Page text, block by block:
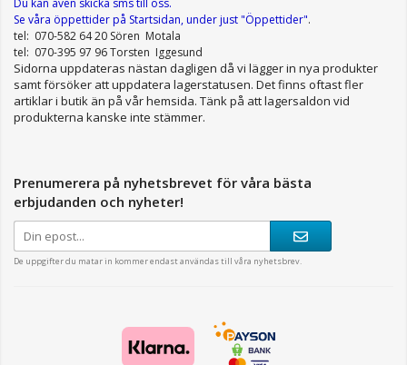
Du kan även skicka sms till oss.
Se våra öppettiderpå Startsidan, under just "Öppettider".
tel: 070-582 64 20 Sören Motala
tel: 070-395 97 96 Torsten Iggesund
Sidorna uppdateras nästan dagligen då vi lägger in nya produkter
samt försöker att uppdatera lagerstatusen. Det finns oftast fler
artiklar i butik än på vår hemsida. Tänk på att lagersaldon vid
produkterna kanske inte stämmer.
Prenumerera på nyhetsbrevet för våra bästa
erbjudanden och nyheter!
De uppgifter du matar in kommer endast användas till våra nyhetsbrev.